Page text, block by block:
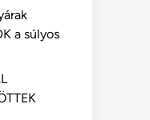
a súlyos